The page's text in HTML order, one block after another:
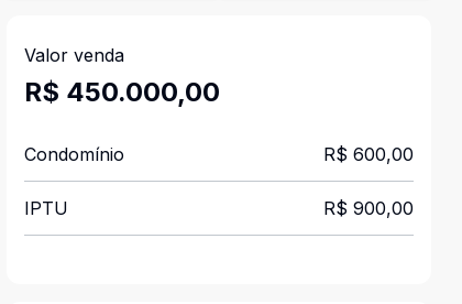
Valor venda
R$ 450.000,00
Condomínio R$ 600,00
IPTU R$ 900,00